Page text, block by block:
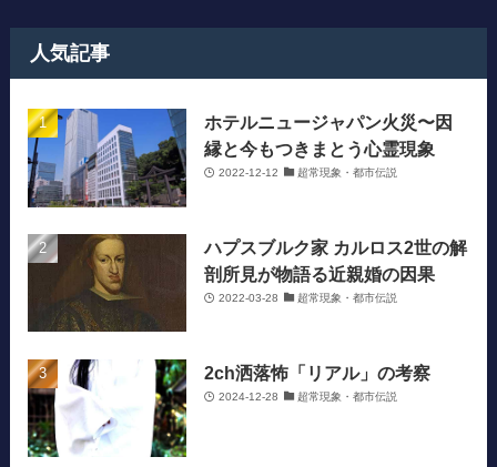
人気記事
ホテルニュージャパン火災〜因
縁と今もつきまとう心霊現象
2022-12-12 超常現象・都市伝説
ハプスブルク家 カルロス2世の解
剖所見が物語る近親婚の因果
2022-03-28 超常現象・都市伝説
2ch洒落怖「リアル」の考察
2024-12-28 超常現象・都市伝説